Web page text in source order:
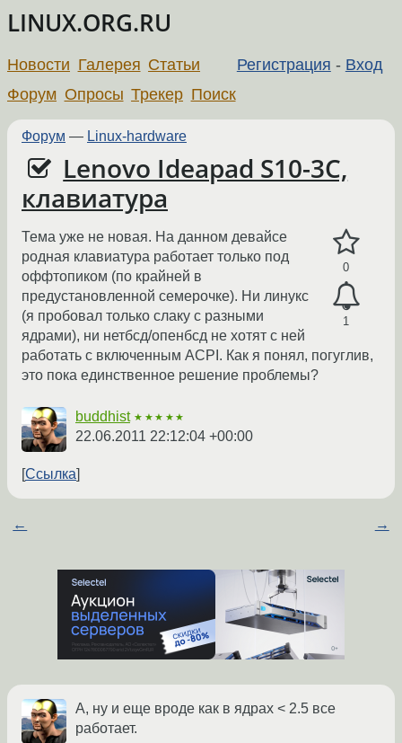
LINUX.ORG.RU
Регистрация - Вход
Новости Галерея Статьи
Форум Опросы Трекер Поиск
Форум — Linux-hardware
Lenovo Ideapad S10-3C,
клавиатура
0
1
Тема уже не новая. На данном девайсе
родная клавиатура работает только под
оффтопиком (по крайней в
предустановленной семерочке). Ни линукс
(я пробовал только слаку с разными
ядрами), ни нетбсд/опенбсд не хотят с ней
работать с включенным ACPI. Как я понял, погуглив,
это пока единственное решение проблемы?
buddhist ★★★★★
22.06.2011 22:12:04 +00:00
Ссылка
← →
А, ну и еще вроде как в ядрах < 2.5 все
работает.